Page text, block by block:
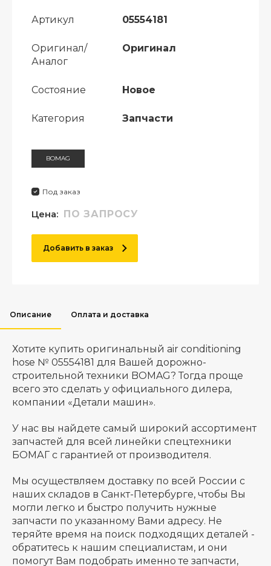
Артикул 05554181
Оригинал/
Аналог
Оригинал
Состояние Новое
Категория Запчасти
BOMAG
Под заказ
Цена: ПО ЗАПРОСУ
Добавить в заказ
Описание Оплата и доставка
Хотите купить оригинальный air conditioning
hose № 05554181 для Вашей дорожно-
строительной техники BOMAG? Тогда проще
всего это сделать у официального дилера,
компании «Детали машин».
У нас вы найдете самый широкий ассортимент
запчастей для всей линейки спецтехники
БОМАГ с гарантией от производителя.
Мы осуществляем доставку по всей России с
наших складов в Санкт-Петербурге, чтобы Вы
могли легко и быстро получить нужные
запчасти по указанному Вами адресу. Не
теряйте время на поиск подходящих деталей -
обратитесь к нашим специалистам, и они
помогут Вам подобрать именно те запчасти,